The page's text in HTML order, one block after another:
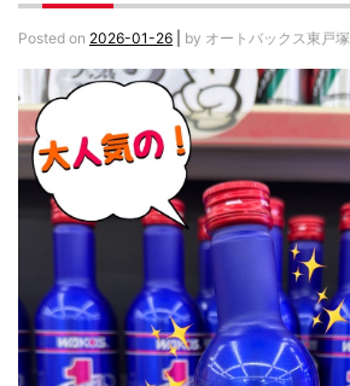
Posted on 2026-01-26 by オートバックス東戸塚